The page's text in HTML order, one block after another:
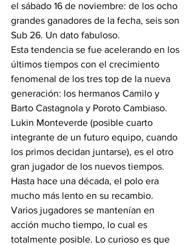
el sábado 16 de noviembre: de los ocho
grandes ganadores de la fecha, seis son
Sub 26. Un dato fabuloso.
Esta tendencia se fue acelerando en los
últimos tiempos con el crecimiento
fenomenal de los tres top de la nueva
generación: los hermanos Camilo y
Barto Castagnola y Poroto Cambiaso.
Lukin Monteverde (posible cuarto
integrante de un futuro equipo, cuando
los primos decidan juntarse), es el otro
gran jugador de los nuevos tiempos.
Hasta hace una década, el polo era
mucho más lento en su recambio.
Varios jugadores se mantenían en
acción mucho tiempo, lo cual es
totalmente posible. Lo curioso es que